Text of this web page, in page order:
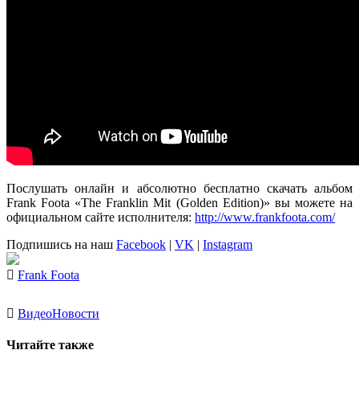
Послушать онлайн и абсолютно бесплатно скачать альбом
Frank Foota «The Franklin Mit (Golden Edition)» вы можете на
официальном сайте исполнителя: http://www.frankfoota.com/
Подпишись на наш Facebook | VK | Instagram
Frank Foota
ВидеоНовости
Читайте также